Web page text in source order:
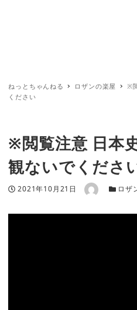
ねっとちゃんねる ロザンの楽屋
※
ください
※閲覧注意 日本
観ないでくださ
投稿日
2021年10月21日 著者 カテゴ
ロザ